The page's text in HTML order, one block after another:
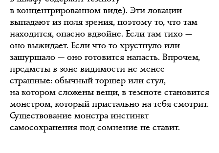
в концентрированном виде). Эти локации
выпадают из поля зрения, поэтому то, что там
находится, опасно вдвойне. Если там тихо —
оно выжидает. Если что-то хрустнуло или
зашуршало — оно готовится напасть. Впрочем,
предметы в зоне видимости не менее
страшные: обычный торшер или стул,
на котором сложены вещи, в темноте становится
монстром, который пристально на тебя смотрит.
Существование монстра инстинкт
самосохранения под сомнение не ставит.